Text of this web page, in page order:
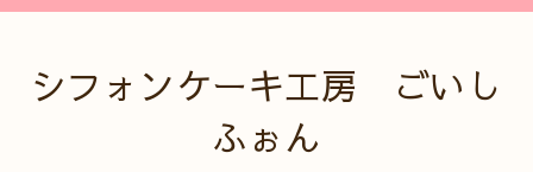
シフォンケーキ工房 ごいし
ふぉん